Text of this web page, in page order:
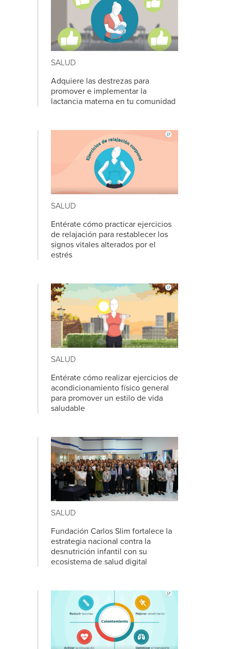
SALUD
Adquiere las destrezas para
promover e implementar la
lactancia materna en tu comunidad
SALUD
Entérate cómo practicar ejercicios
de relajación para restablecer los
signos vitales alterados por el
estrés
SALUD
Entérate cómo realizar ejercicios de
acondicionamiento físico general
para promover un estilo de vida
saludable
SALUD
Fundación Carlos Slim fortalece la
estrategia nacional contra la
desnutrición infantil con su
ecosistema de salud digital